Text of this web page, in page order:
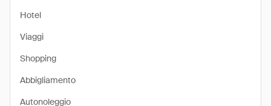
Hotel
Viaggi
Shopping
Abbigliamento
Autonoleggio